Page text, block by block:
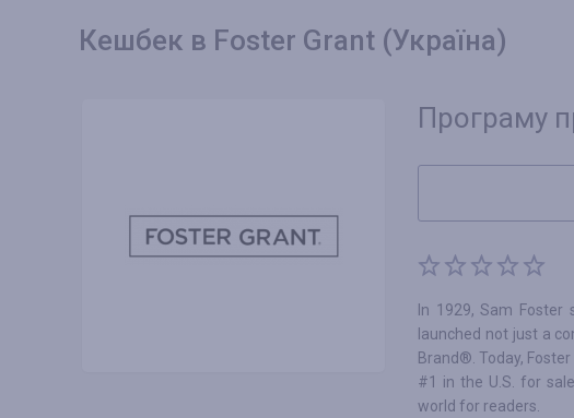
Кешбек в Foster Grant (Україна)
Програму
In 1929, Sam
launched not just a
Brand®. Today,
#1 in the U.S. for
world for readers.